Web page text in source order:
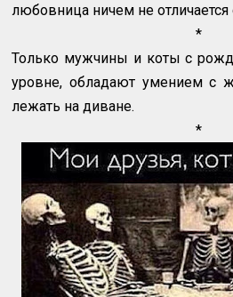
любовница ничем не
*
Только мужчины и коты с
уровне, обладают умением с
лежать на диване.
*